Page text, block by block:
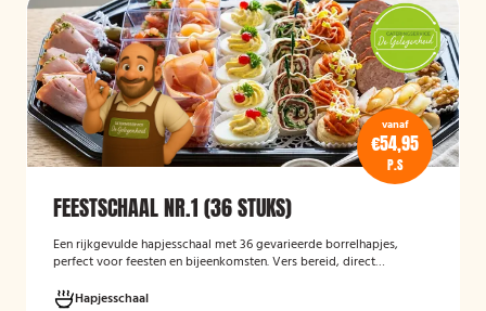
vanaf
€54,95
P.S
FEESTSCHAAL NR.1 (36 STUKS)
Een rijkgevulde hapjesschaal met 36 gevarieerde borrelhapjes,
perfect voor feesten en bijeenkomsten. Vers bereid, direct
Hapjesschaal